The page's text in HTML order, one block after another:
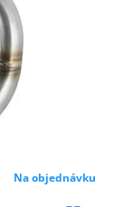
Na objednávku